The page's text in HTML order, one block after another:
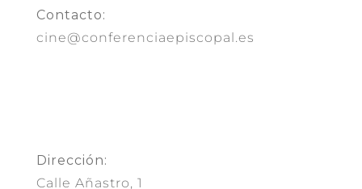
Contacto:
cine@conferenciaepiscopal.es
Dirección:
Calle Añastro, 1